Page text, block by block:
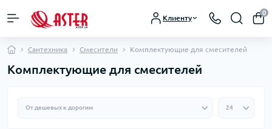
Клиенту
0
Сантехника Смесители Комплектующие для смесителей
Комплектующие для смесителей